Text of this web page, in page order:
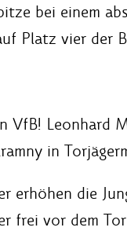
bei einem
Platz vier der
VfB! Leonhard
in
erhöhen die
frei vor dem